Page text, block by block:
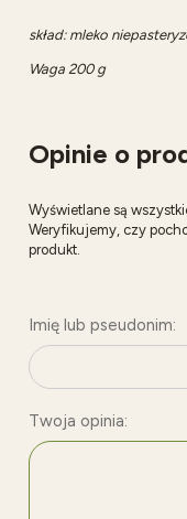
skład: mleko
Waga 200 g
Opinie o
Wyświetlane są
Weryfikujemy, czy
produkt.
Imię lub pseudonim:
Twoja opinia: